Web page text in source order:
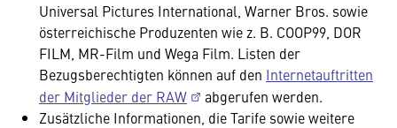
Universal Pictures International, Warner Bros. sowie
österreichische Produzenten wie z. B. COOP99, DOR
FILM, MR-Film und Wega Film. Listen der
Bezugsberechtigten können auf den Internetauftritten
der Mitglieder der RAW
abgerufen werden.
Zusätzliche Informationen, die Tarife sowie weitere